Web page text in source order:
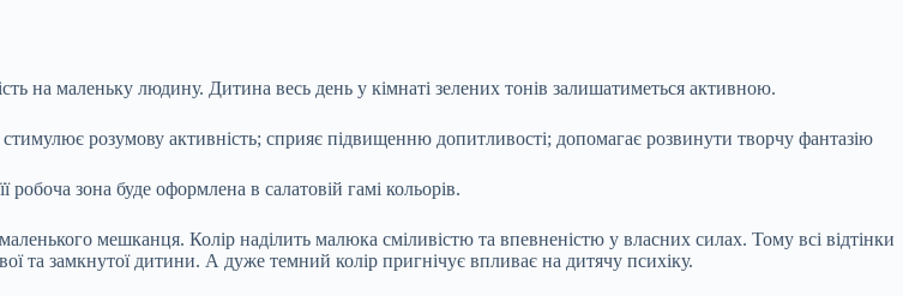
на маленьку людину. Дитина весь день у кімнаті зелених тонів залишатиметься активною.
розумову активність; сприяє підвищенню допитливості; допомагає розвинути творчу фантазію
зона буде оформлена в салатовій гамі кольорів.
мешканця. Колір наділить малюка сміливістю та впевненістю у власних силах. Тому всі відтінки
та замкнутої дитини. А дуже темний колір пригнічує впливає на дитячу психіку.